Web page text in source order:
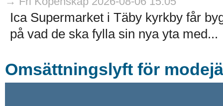
Ica Supermarket i Täby kyrkby får
på vad de ska fylla sin nya yta med...
Omsättningslyft för